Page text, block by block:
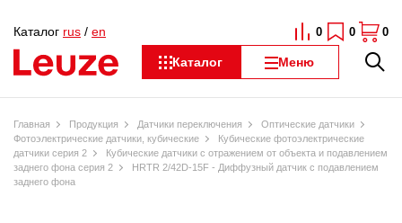
Каталог Меню
Каталог rus / en 0 0 0
Главная Продукция Датчики переключения
Оптические датчики
Фотоэлектрические датчики, кубические
Кубические фотоэлектрические
датчики серия 2
Кубические датчики с отражением от объекта и подавлением
заднего фона серия 2
HRTR 2/42D-15F - Диффузный датчик с подавлением
заднего фона